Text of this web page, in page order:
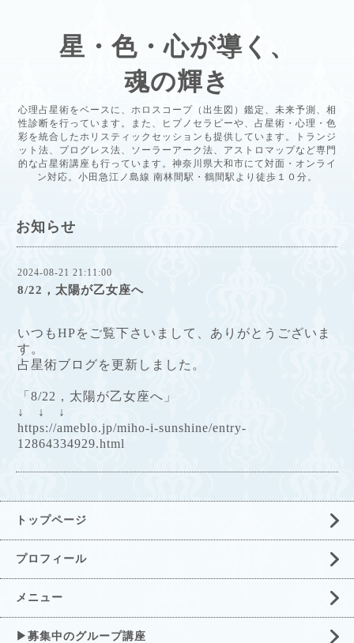
星・色・心が導く、
魂の輝き
心理占星術をベースに、ホロスコープ（出生図）鑑定、未来予測、相
性診断を行っています。また、ヒプノセラピーや、占星術・心理・色
彩を統合したホリスティックセッションも提供しています。トランジ
ット法、プログレス法、ソーラーアーク法、アストロマップなど専門
的な占星術講座も行っています。神奈川県大和市にて対面・オンライ
ン対応。小田急江ノ島線 南林間駅・鶴間駅より徒歩１０分。
お知らせ
2024-08-21 21:11:00
8/22，太陽が乙女座へ
いつもHPをご覧下さいまして、ありがとうございま
す。
占星術ブログを更新しました。
「8/22，太陽が乙女座へ」
↓ ↓ ↓
https://ameblo.jp/miho-i-sunshine/entry-
12864334929.html
トップページ
プロフィール
メニュー
▶募集中のグループ講座